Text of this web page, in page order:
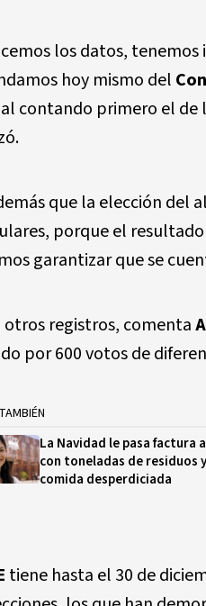
los datos,
hoy mismo del
contando primero el
que la elección del
porque el
garantizar que se
otros registros, comenta
por 600 votos de
La Navidad le pasa factura
con toneladas de residuos
comida desperdiciada
tiene hasta el 30 de